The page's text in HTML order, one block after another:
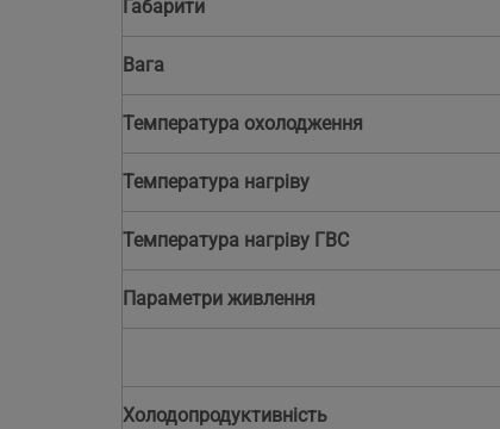
Габарити
Вага
Температура охолодження
Температура нагріву
Температура нагріву ГВС
Параметри живлення
Холодопродуктивність